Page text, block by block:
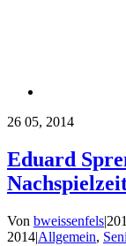
26 05, 2014
Eduard
Von bweissenfels|
2014|Allgemein,